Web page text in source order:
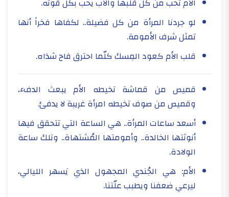
الأم تحب من كل قلبها والأب يحب بكل قوته.
لو جردنا المرأة من كل فضيلة.. لكفاها فخراً أنها
تمثل شرف الأمومة.
قلب الأم كعود المِسك كلّما احترق فاح شذاه.
قميص من قماشة تخيطه الأم يبعث الدفء،
وقميص من صوف تخيطه امرأة غريبة لا يدفئ.
أسعد ساعات المرأة.. هي الساعة التي تتحقق فيها
أنوثتها الخالدة.. وأمومتها المُشتهاة.. وتلك ساعة
الولادة.
الأم: هي الجُندي المجهول الذي يَسهر الليالي،
ليرعي ضعفنا ويطبب علّتنا.